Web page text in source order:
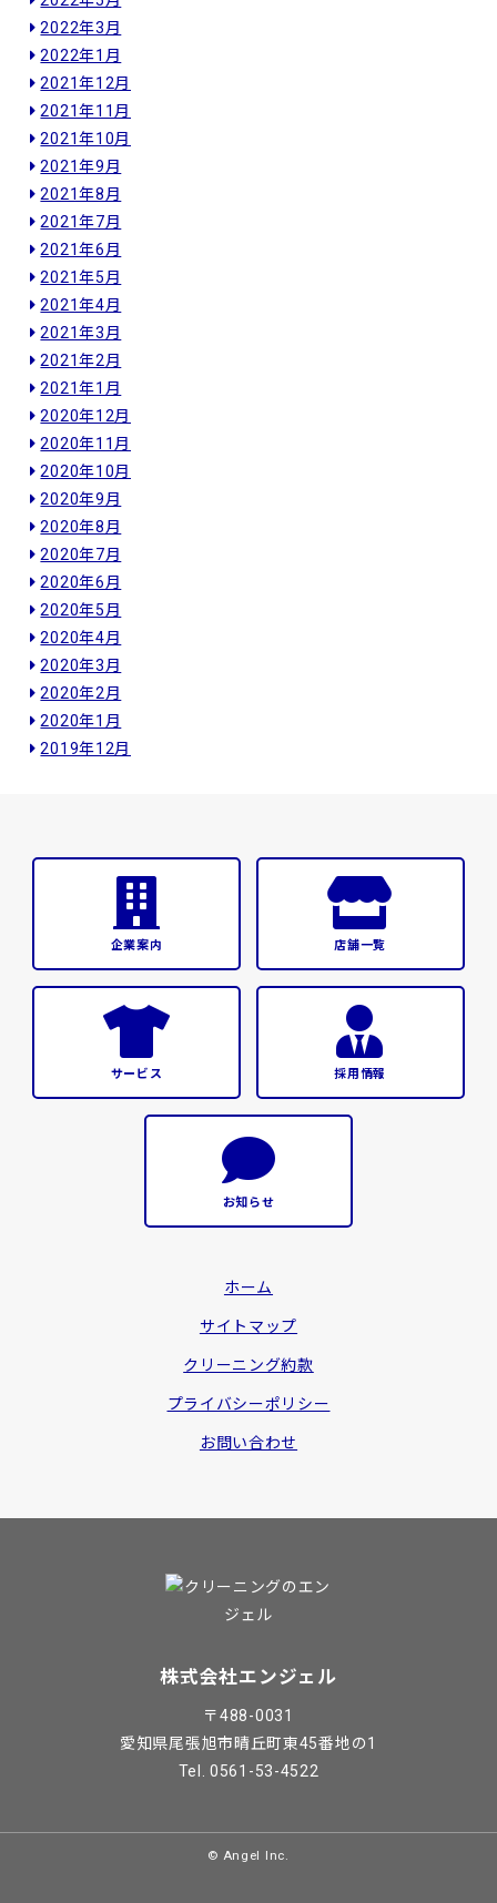
2022年3月
2022年1月
2021年12月
2021年11月
2021年10月
2021年9月
2021年8月
2021年7月
2021年6月
2021年5月
2021年4月
2021年3月
2021年2月
2021年1月
2020年12月
2020年11月
2020年10月
2020年9月
2020年8月
2020年7月
2020年6月
2020年5月
2020年4月
2020年3月
2020年2月
2020年1月
2019年12月
企業案内 店舗一覧
サービス 採用情報
お知らせ
ホーム
サイトマップ
クリーニング約款
プライバシーポリシー
お問い合わせ
株式会社エンジェル
〒488-0031
愛知県尾張旭市晴丘町東45番地の1
Tel. 0561-53-4522
© Angel Inc.